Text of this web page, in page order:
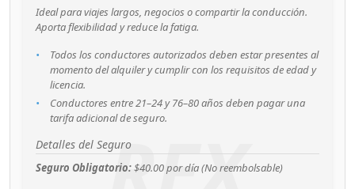
Ideal para viajes largos, negocios o compartir la conducción.
Aporta flexibilidad y reduce la fatiga.
•
Todos los conductores autorizados deben estar presentes al
momento del alquiler y cumplir con los requisitos de edad y
licencia.
•
Conductores entre 21–24 y 76–80 años deben pagar una
tarifa adicional de seguro.
Detalles del Seguro
Seguro Obligatorio:$40.00 por día(No reembolsable)